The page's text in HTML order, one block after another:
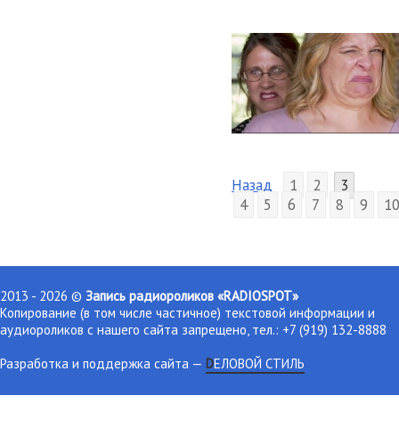
Назад 1 2
3
4
5 6 7 8 9 10
2013 - 2026 © Запись радиороликов «RADIOSPOT»
Копирование (в том числе частичное) текстовой информации и
аудиороликов с нашего сайта запрещено, тел.: +7 (919) 132-8888
Разработка и поддержка сайта — DЕЛОВОЙ СТИЛЬ